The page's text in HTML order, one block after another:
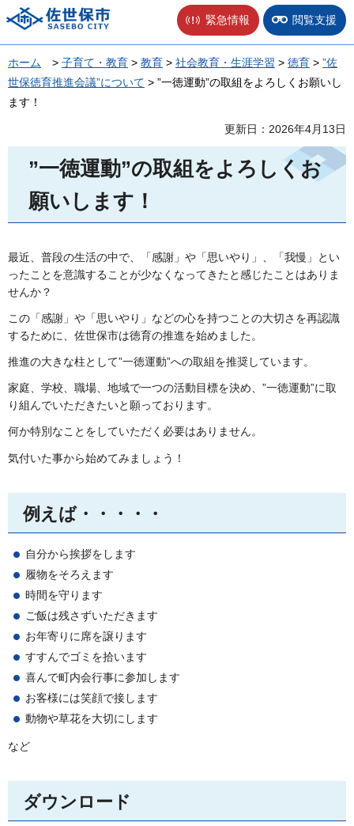
佐世保市 緊急情報 閲覧支援
ホーム > 子育て・教育 > 教育 > 社会教育・生涯学習 > 徳育 > ”佐
世保徳育推進会議”について > ”一徳運動”の取組をよろしくお願いし
ます！
更新日：2026年4月13日
”一徳運動”の取組をよろしくお
願いします！
最近、普段の生活の中で、「感謝」や「思いやり」、「我慢」とい
ったことを意識することが少なくなってきたと感じたことはありま
せんか？
この「感謝」や「思いやり」などの心を持つことの大切さを再認識
するために、佐世保市は徳育の推進を始めました。
推進の大きな柱として”一徳運動”への取組を推奨しています。
家庭、学校、職場、地域で一つの活動目標を決め、”一徳運動”に取
り組んでいただきたいと願っております。
何か特別なことをしていただく必要はありません。
気付いた事から始めてみましょう！
例えば・・・・・
自分から挨拶をします
履物をそろえます
時間を守ります
ご飯は残さずいただきます
お年寄りに席を譲ります
すすんでゴミを拾います
喜んで町内会行事に参加します
お客様には笑顔で接します
動物や草花を大切にします
など
ダウンロード